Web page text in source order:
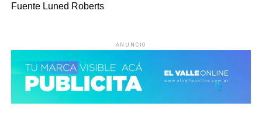
Fuente Luned Roberts
ANUNCIO